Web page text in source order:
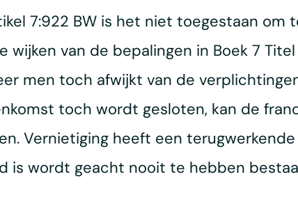
7:922 BW is het niet toegestaan
wijken van de bepalingen in Boek 7
men toch afwijkt van de
toch wordt gesloten, kan de
Vernietiging heeft een
is wordt geacht nooit te hebben